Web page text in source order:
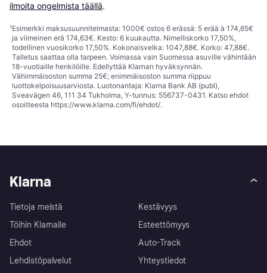
ilmoita ongelmista täällä.
¹Esimerkki maksusuunnitelmasta: 1000€ ostos 6 erässä: 5 erää à 174,65€
ja viimeinen erä 174,63€. Kesto: 6 kuukautta. Nimelliskorko 17,50%,
todellinen vuosikorko 17,50%. Kokonaisvelka: 1047,88€. Korko: 47,88€.
Talletus saattaa olla tarpeen. Voimassa vain Suomessa asuville vähintään
18-vuotiaille henkilöille. Edellyttää Klarnan hyväksynnän.
Vähimmäisoston summa 25€; enimmäisoston summa riippuu
luottokelpoisuusarviosta. Luotonantaja: Klarna Bank AB (publ),
Sveavägen 46, 111 34 Tukholma, Y-tunnus: 556737-0431. Katso ehdot
osoitteesta https://www.klarna.com/fi/ehdot/.
Klarna
Tietoja meistä
Töihin Klarnalle
Ehdot
Lehdistöpalvelut
Kestävyys
Esteettömyys
Auto-Track
Yhteystiedot